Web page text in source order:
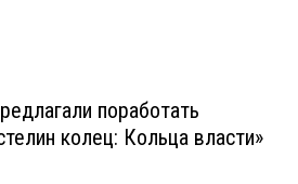
поработать
колец: Кольца власти»